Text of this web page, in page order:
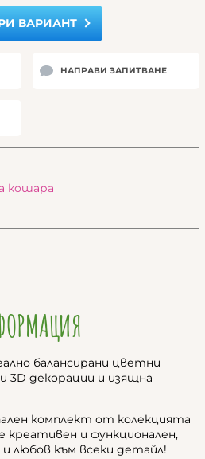
ВАРИАНТ
НАПРАВИ ЗАПИТВАНЕ
кошара
балансирани цветни
3D декорации и изящна
комплект от колекцията
креативен и функционален,
и любов към всеки детайл!